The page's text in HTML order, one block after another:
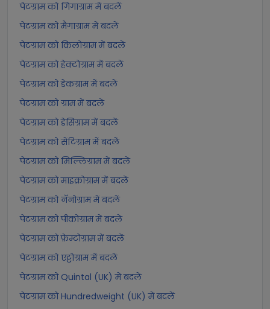
पेटग्राम को गिगाग्राम में बदलें
पेटग्राम को मैगाग्राम में बदलें
पेटग्राम को किलोग्राम में बदलें
पेटग्राम को हेक्टोग्राम में बदलें
पेटग्राम को डेकग्राम में बदलें
पेटग्राम को ग्राम में बदलें
पेटग्राम को डेसिग्राम में बदलें
पेटग्राम को सेंटिग्राम में बदलें
पेटग्राम को मिल्लिग्राम में बदलें
पेटग्राम को माइक्रोग्राम में बदलें
पेटग्राम को नॅनोग्राम में बदलें
पेटग्राम को पीकोग्राम में बदलें
पेटग्राम को फ़ेम्टोग्राम में बदलें
पेटग्राम को एट्टोग्राम में बदलें
पेटग्राम को Quintal (UK) में बदलें
पेटग्राम को Hundredweight (UK) में बदलें